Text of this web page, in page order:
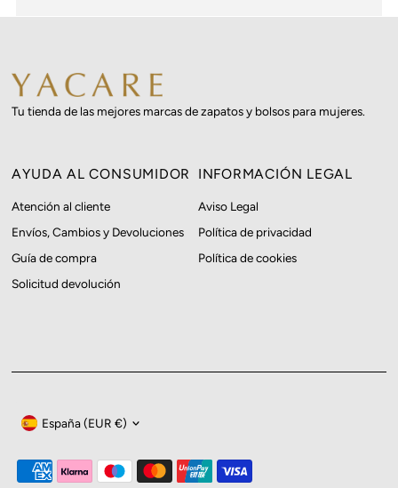
Tu tienda de las mejores marcas de zapatos y bolsos para mujeres.
AYUDA AL CONSUMIDOR
Atención al cliente
Envíos, Cambios y Devoluciones
Guía de compra
Solicitud devolución
INFORMACIÓN LEGAL
Aviso Legal
Política de privacidad
Política de cookies
Moneda
España (EUR €)